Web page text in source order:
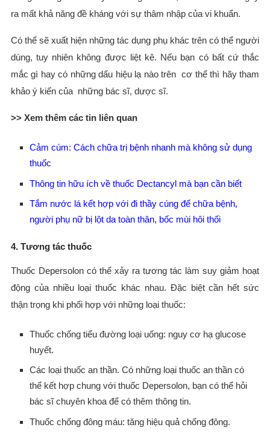
ra mất khả năng đề kháng với sự thâm nhập của vi khuẩn.
Có thể sẽ xuất hiện những tác dụng phụ khác trên có thể người
dùng, tuy nhiên không được liệt kê. Nếu bạn có bất cứ thắc
mắc gì hay có những dấu hiệu lạ nào trên cơ thể thì hãy tham
khảo ý kiến của những bác sĩ, dược sĩ.
>> Xem thêm các tin liên quan
Cảm cúm: Cách chữa trị bệnh nhanh mà không sử dụng
thuốc
Thông tin hữu ích về thuốc Dectancyl mà bạn cần biết
Tắm nước lá kết hợp với đi thầy cúng để chữa bệnh,
người phụ nữ bị lột da toàn thân, bốc mùi hôi thối
4. Tương tác thuốc
Thuốc Depersolon có thể xảy ra tương tác làm suy giảm hoạt
động của nhiều loại thuốc khác nhau. Đặc biệt cần hết sức
thận trọng khi phối hợp với những loại thuốc:
Thuốc chống tiểu đường loại uống: nguy cơ hạ glucose
huyết.
Các loại thuốc an thần. Có những loại thuốc an thần có
thể kết hợp chung với thuốc Depersolon, bạn có thể hỏi
bác sĩ chuyên khoa để có thêm thông tin.
Thuốc chống đông máu: tăng hiệu quả chống đông.